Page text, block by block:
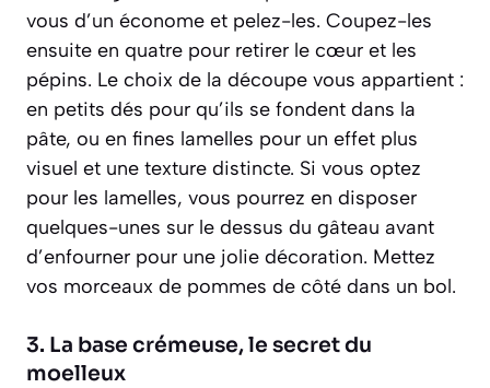
vous d’un économe et pelez-les. Coupez-les
ensuite en quatre pour retirer le cœur et les
pépins. Le choix de la découpe vous appartient :
en petits dés pour qu’ils se fondent dans la
pâte, ou en fines lamelles pour un effet plus
visuel et une texture distincte. Si vous optez
pour les lamelles, vous pourrez en disposer
quelques-unes sur le dessus du gâteau avant
d’enfourner pour une jolie décoration. Mettez
vos morceaux de pommes de côté dans un bol.
3. La base crémeuse, le secret du
moelleux